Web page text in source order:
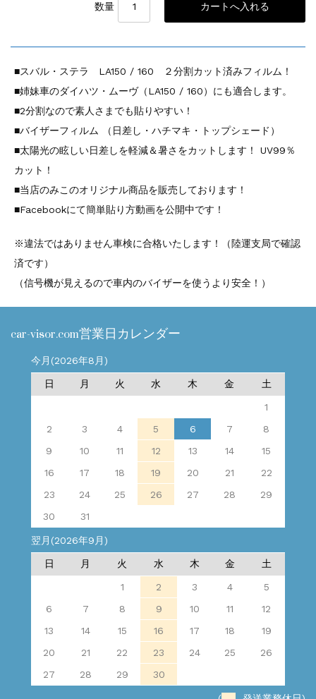
数量
■スバル・ステラ LA150 / 160 ２分割カット済みフィルム！
■姉妹車のダイハツ・ムーヴ（LA150 / 160）にも適合します。
■2分割なので素人さまでも貼りやすい！
■バイザーフィルム （日差し・ハチマキ・トップシェード）
■太陽光の眩しい日差しを軽減＆暑さをカットします！ UV99％
カット！
■当店のみこのオリジナル商品を販売しております！
■Facebookにて簡単貼り方動画を公開中です！
※違法ではありません車検に合格いたします！（陸運支局で確認
済です）
（信号機が見えるので車内のバイザーを使うより安全！）
car-visor.com営業日カレンダー
今月(2026年8月)
日 月 火 水 木 金 土
1
2
3 4 5 6 7
8
9
10 11 12 13 14
15
16
17 18 19 20 21
22
23
24 25 26 27 28
29
30
31
翌月(2026年9月)
日 月 火 水 木 金 土
1 2 3 4
5
6
7 8 9 10 11
12
13
14 15 16 17 18
19
20
21 22 23 24 25
26
27
28 29 30